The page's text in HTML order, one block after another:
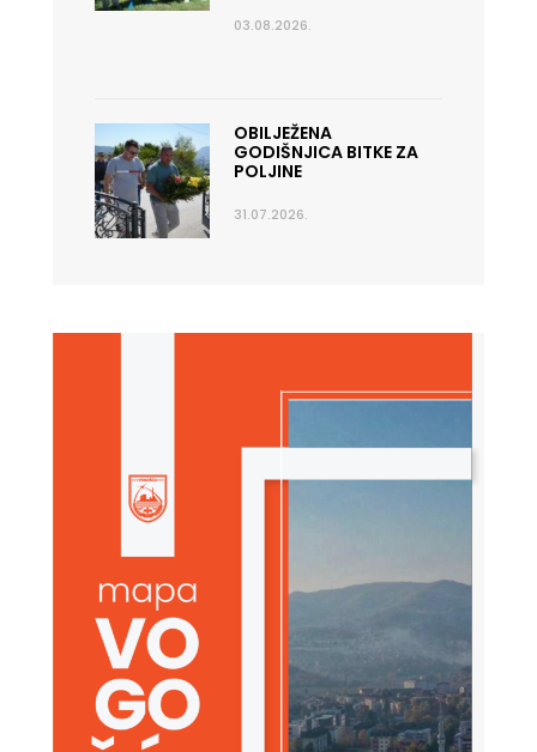
03.08.2026.
OBILJEŽENA
GODIŠNJICA BITKE ZA
POLJINE
31.07.2026.